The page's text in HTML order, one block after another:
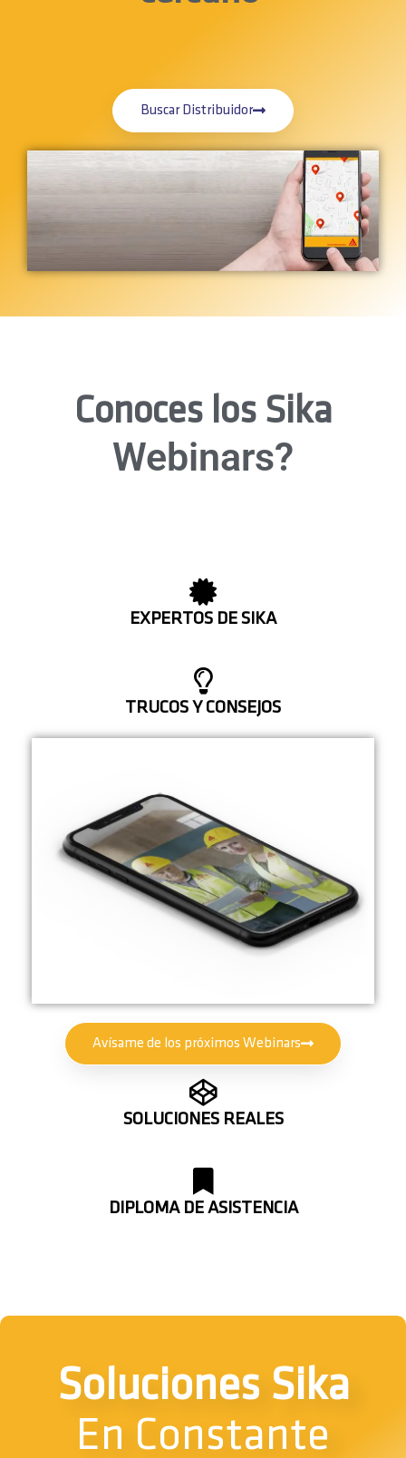
Buscar Distribuidor
Conoces los Sika
Webinars?
EXPERTOS DE SIKA
TRUCOS Y CONSEJOS
Avísame de los próximos Webinars
SOLUCIONES REALES
DIPLOMA DE ASISTENCIA
Soluciones Sika
En Constante